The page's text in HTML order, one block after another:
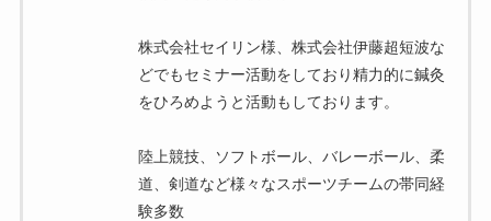
株式会社セイリン様、株式会社伊藤超短波な
どでもセミナー活動をしており精力的に鍼灸
をひろめようと活動もしております。
陸上競技、ソフトボール、バレーボール、柔
道、剣道など様々なスポーツチームの帯同経
験多数